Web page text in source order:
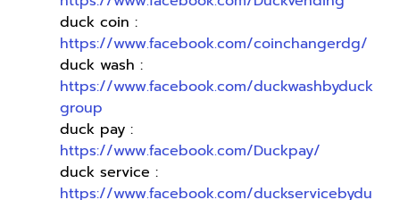
duck coin :
https://www.facebook.com/coinchangerdg/
duck wash :
https://www.facebook.com/duckwashbyduck
group
duck pay :
https://www.facebook.com/Duckpay/
duck service :
https://www.facebook.com/duckservicebydu